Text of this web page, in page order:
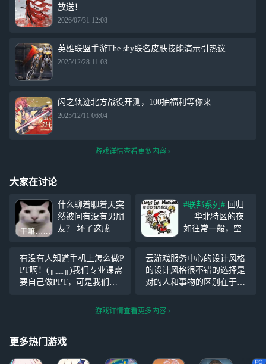
放送！
2026/07/31 12:08
英雄联盟手游The shy联名皮肤技能演示引热议
2025/12/28 11:03
闪之轨迹北方战役开测，100抽福利等你来
2025/12/11 06:04
游戏详情查看更多内容
大家在讨论
什么聊着聊着天突
然被问有没有男朋
友？ 坏了这成都
我声音像变声器我
不说什么，说我声
音好听也还行，算
夸我，但你问这
#联邦系列#
华北特区的夜
如往常一般，空旷
齐划一的脚步声，
但一声愤怒的喊声
打破了这片秩序。
“喂，躺那边
有没有人知道手机上怎么做P
PT啊！(╥﹏╥)我们专业课需
要自己做PPT，可是我们信
。就算学会了做PPT，但是
云游戏服务中心的设计风格
的设计风格很不错的选择是
对的人和事物的区别在于你
的时候才能看到你的身影，
游戏详情查看更多内容
更多热门游戏